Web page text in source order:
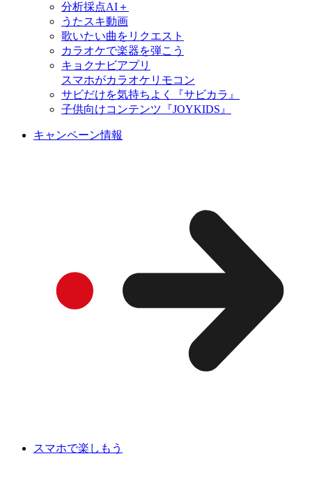
分析採点AI＋
うたスキ動画
歌いたい曲をリクエスト
カラオケで楽器を弾こう
キョクナビアプリ
スマホがカラオケリモコン
サビだけを気持ちよく『サビカラ』
子供向けコンテンツ『JOYKIDS』
キャンペーン情報
スマホで楽しもう